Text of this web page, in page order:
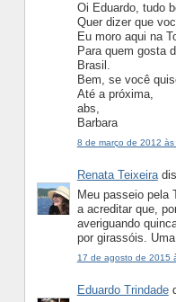
Oi Eduardo, tudo
Quer dizer que
Eu moro aqui na
Para quem gosta
Brasil.
Bem, se você
Até a próxima,
abs,
Barbara
8 de março de 2012 às
Renata Teixeira
Meu passeio pela
a acreditar que,
averiguando
por girassóis.
17 de agosto de 2015
Eduardo Trindade